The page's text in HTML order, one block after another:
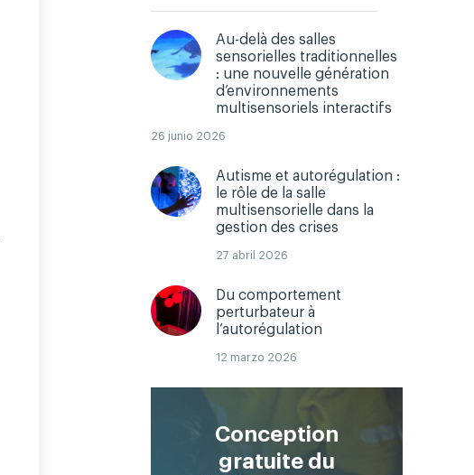
Au-delà des salles
sensorielles traditionnelles
: une nouvelle génération
d’environnements
multisensoriels interactifs
26 junio 2026
Autisme et autorégulation :
le rôle de la salle
multisensorielle dans la
gestion des crises
27 abril 2026
Du comportement
perturbateur à
l’autorégulation
12 marzo 2026
Conception
gratuite du